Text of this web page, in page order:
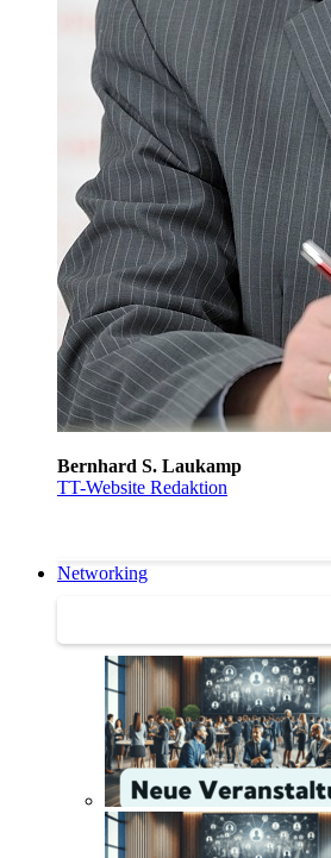
Bernhard S. Laukamp
TT-Website Redaktion
Networking